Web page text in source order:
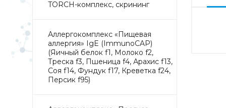
TORCH-комплекс, скрининг
Аллергокомплекс «Пищевая
аллергия» IgE (ImmunoCAP)
(Яичный белок f1, Молоко f2,
Треска f3, Пшеница f4, Арахис f13,
Соя f14, Фундук f17, Креветка f24,
Персик f95)